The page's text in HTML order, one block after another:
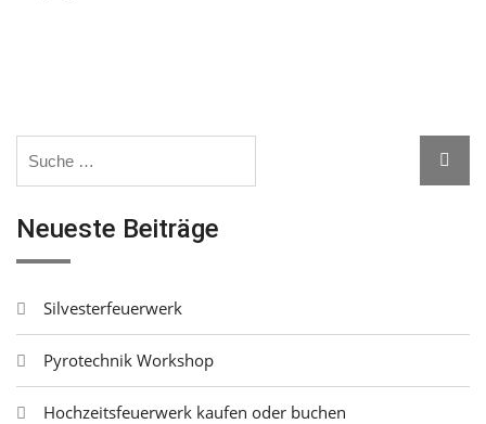
Neueste Beiträge
Silvesterfeuerwerk
Pyrotechnik Workshop
Hochzeitsfeuerwerk kaufen oder buchen